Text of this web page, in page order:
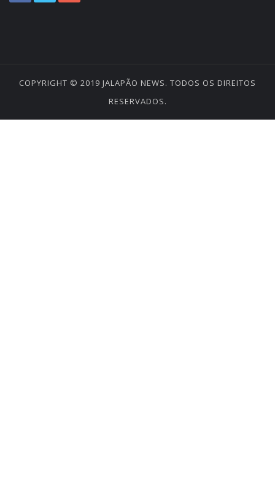
COPYRIGHT © 2019 JALAPÃO NEWS. TODOS OS DIREITOS
RESERVADOS.